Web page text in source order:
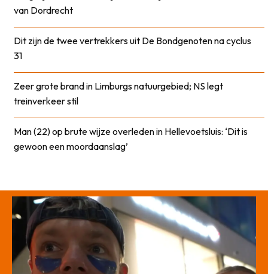
van Dordrecht
Dit zijn de twee vertrekkers uit De Bondgenoten na cyclus
31
Zeer grote brand in Limburgs natuurgebied; NS legt
treinverkeer stil
Man (22) op brute wijze overleden in Hellevoetsluis: ‘Dit is
gewoon een moordaanslag’